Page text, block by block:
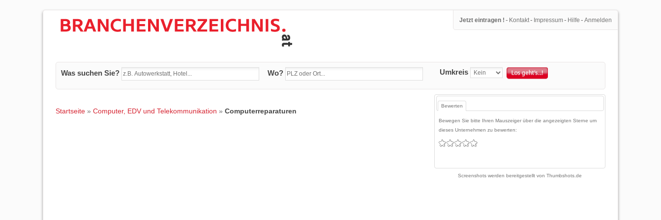
Jetzt eintragen ! - Kontakt- Impressum- Hilfe - Anmelden
Was suchen Sie? Wo? Umkreis
Startseite » Computer, EDV und Telekommunikation » Computerreparaturen
Bewerten
Bewegen Sie bitte Ihren Mauszeiger über die angezeigten Sterne um
dieses Unternehmen zu bewerten:
Screenshots werden bereitgestellt vonThumbshots.de